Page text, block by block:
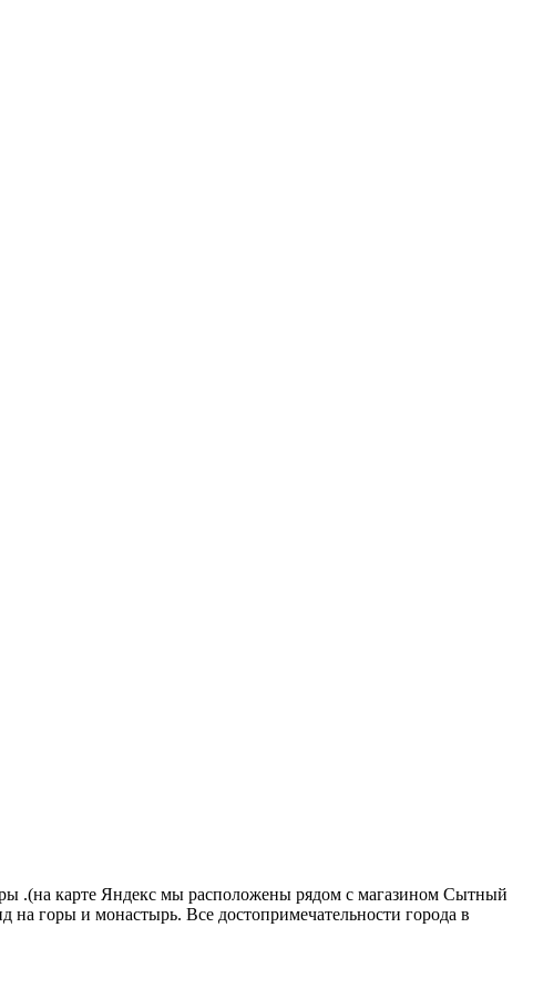
.(на карте Яндекс мы расположены рядом с магазином Сытный
на горы и монастырь. Все достопримечательности города в